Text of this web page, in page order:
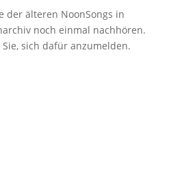
der älteren NoonSongs in
noch einmal nachhören.
sich dafür anzumelden.